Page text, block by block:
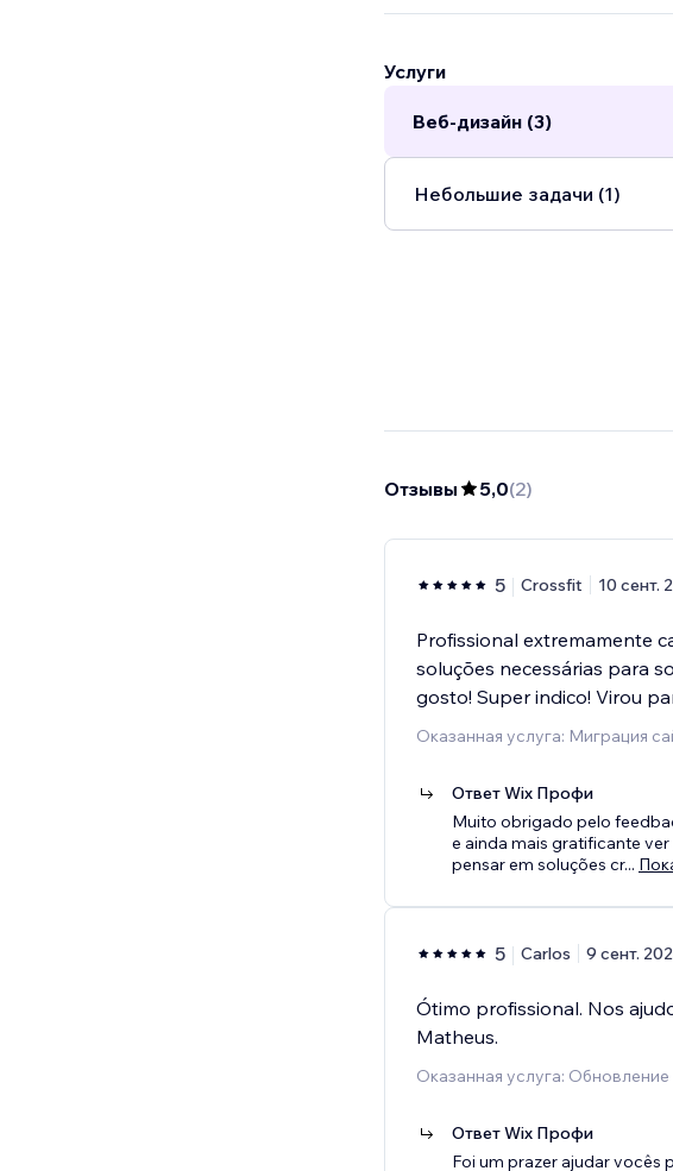
Услуги
Веб-дизайн (3)
Небольшие задачи (1)
Отзывы 5,0(2)
5 Crossfit 10 сент.
Profissional extremamente
soluções necessárias para
gosto! Super indico! Virou
Оказанная услуга: Миграция
Ответ Wix Профи
Muito obrigado pelo
e ainda mais gratificante
pensar em soluções cr...
5 Carlos 9 сент.
Ótimo profissional. Nos
Matheus.
Оказанная услуга: Обновление
Ответ Wix Профи
Foi um prazer ajudar vocês